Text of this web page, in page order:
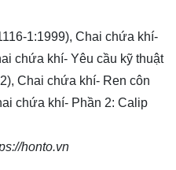
1:1999), Chai chứa khí-
chứa khí- Yêu cầu kỹ thuật
Chai chứa khí- Ren côn
chứa khí- Phần 2: Calip
honto.vn